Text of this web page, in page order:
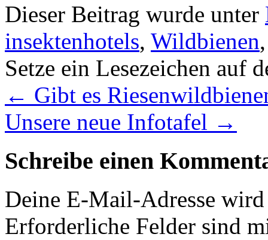
Dieser Beitrag wurde unter
insektenhotels, Wildbienen
Setze ein Lesezeichen auf
← Gibt es
Unsere neue Infotafel →
Schreibe einen
Deine E-Mail-Adresse
Erforderliche Felder sind